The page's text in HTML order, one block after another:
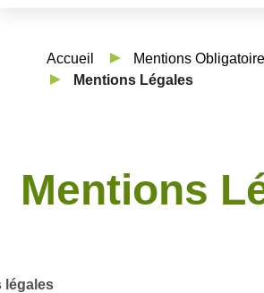
Accueil
Mentions
Mentions Légales
Mentions
légales